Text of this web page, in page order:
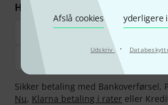
Afslå cookies yderligere
Udskriv ·
Handl og betal sikkert
Sikker betaling med Bankoverførsel,
Nu, Klarna betaling i rater eller